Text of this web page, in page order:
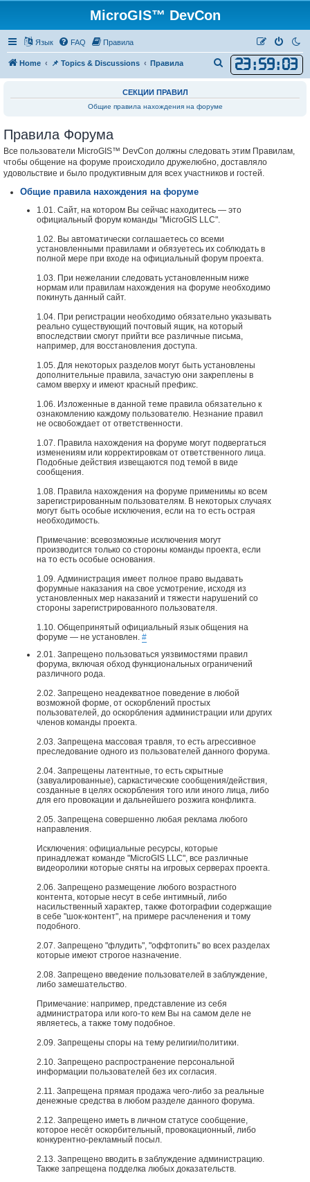
MicroGIS™ DevCon
Язык FAQ Правила
Home 📌 Topics & Discussions Правила 23:59:03
о
СЕКЦИИ ПРАВИЛ
Общие правила нахождения на форуме
Правила Форума
Все пользователи MicroGIS™ DevCon должны следовать этим Правилам,
чтобы общение на форуме происходило дружелюбно, доставляло
удовольствие и было продуктивным для всех участников и гостей.
Общие правила нахождения на форуме
1.01. Сайт, на котором Вы сейчас находитесь — это
официальный форум команды "MicroGIS LLC".
1.02. Вы автоматически соглашаетесь со всеми
установленными правилами и обязуетесь их соблюдать в
полной мере при входе на официальный форум проекта.
1.03. При нежелании следовать установленным ниже
нормам или правилам нахождения на форуме необходимо
покинуть данный сайт.
1.04. При регистрации необходимо обязательно указывать
реально существующий почтовый ящик, на который
впоследствии смогут прийти все различные письма,
например, для восстановления доступа.
1.05. Для некоторых разделов могут быть установлены
дополнительные правила, зачастую они закреплены в
самом вверху и имеют красный префикс.
1.06. Изложенные в данной теме правила обязательно к
ознакомлению каждому пользователю. Незнание правил
не освобождает от ответственности.
1.07. Правила нахождения на форуме могут подвергаться
изменениям или корректировкам от ответственного лица.
Подобные действия извещаются под темой в виде
сообщения.
1.08. Правила нахождения на форуме применимы ко всем
зарегистрированным пользователям. В некоторых случаях
могут быть особые исключения, если на то есть острая
необходимость.
Примечание: всевозможные исключения могут
производится только со стороны команды проекта, если
на то есть особые основания.​
1.09. Администрация имеет полное право выдавать
форумные наказания на свое усмотрение, исходя из
установленных мер наказаний и тяжести нарушений со
стороны зарегистрированного пользователя.
1.10. Общепринятый официальный язык общения на
форуме — не установлен. #
2.01. Запрещено пользоваться уязвимостями правил
форума, включая обход функциональных ограничений
различного рода.
2.02. Запрещено неадекватное поведение в любой
возможной форме, от оскорблений простых
пользователей, до оскорбления администрации или других
членов команды проекта.
2.03. Запрещена массовая травля, то есть агрессивное
преследование одного из пользователей данного форума.
2.04. Запрещены латентные, то есть скрытные
(завуалированные), саркастические сообщения/действия,
созданные в целях оскорбления того или иного лица, либо
для его провокации и дальнейшего розжига конфликта.
2.05. Запрещена совершенно любая реклама любого
направления.
Исключения: официальные ресурсы, которые
принадлежат команде "MicroGIS LLC", все различные
видеоролики которые сняты на игровых серверах проекта.​
2.06. Запрещено размещение любого возрастного
контента, которые несут в себе интимный, либо
насильственный характер, также фотографии содержащие
в себе "шок-контент", на примере расчленения и тому
подобного.
2.07. Запрещено "флудить", "оффтопить" во всех разделах
которые имеют строгое назначение.
2.08. Запрещено введение пользователей в заблуждение,
либо замешательство.
Примечание: например, представление из себя
администратора или кого-то кем Вы на самом деле не
являетесь, а также тому подобное.​
2.09. Запрещены споры на тему религии/политики.
2.10. Запрещено распространение персональной
информации пользователей без их согласия.
2.11. Запрещена прямая продажа чего-либо за реальные
денежные средства в любом разделе данного форума.
2.12. Запрещено иметь в личном статусе сообщение,
которое несёт оскорбительный, провокационный, либо
конкурентно-рекламный посыл.
2.13. Запрещено вводить в заблуждение администрацию.
Также запрещена подделка любых доказательств.